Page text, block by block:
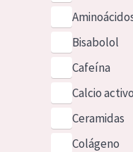
Bisabolol
Cafeína
Calcio activo
Ceramidas
Colágeno